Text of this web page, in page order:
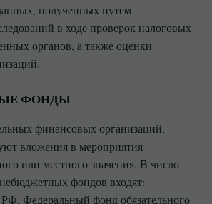
полученных путем
в ходе проверок налоговых
органов, а также оценки
ФОНДЫ
финансовых организаций,
вложения в мероприятия
или местного значения. В число
фондов входят:
Федеральный фонд обязательного